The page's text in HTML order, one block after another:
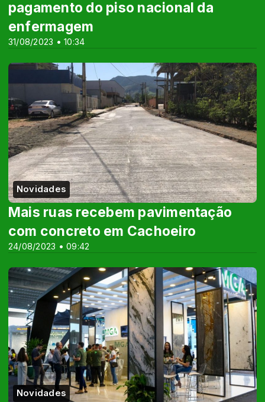
31/08/2023 • 10:34
pagamento do piso nacional da
enfermagem
Novidades
24/08/2023 • 09:42
Mais ruas recebem pavimentação
com concreto em Cachoeiro
Novidades